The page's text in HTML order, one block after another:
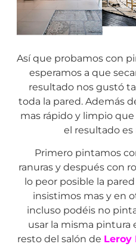
Así que probamos con
esperamos a que
resultado nos gustó
toda la pared. Además
mas rápido y limpio
el resultado
Primero pintamos
ranuras y después con
lo peor posible la
insistimos mas y en
incluso podéis no
usar la misma pintura
resto del salón de Leroy